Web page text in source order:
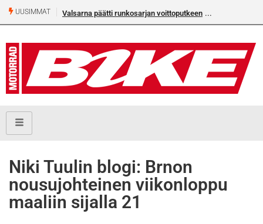
UUSIMMAT Valsarna päätti runkosarjan voittoputkeen
Niki Tuulin blogi: Brnon
nousujohteinen viikonloppu
maaliin sijalla 21